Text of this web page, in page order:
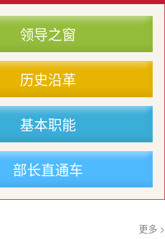
领导之窗
历史沿革
基本职能
部长直通车
更多 >